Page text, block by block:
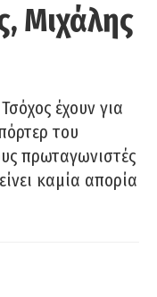
Μιχάλης
έχουν για
του
πρωταγωνιστές
καμία απορία